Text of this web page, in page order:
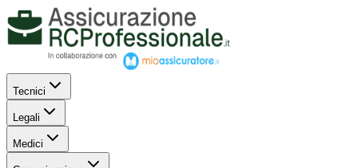
Tecnici
Legali
Medici